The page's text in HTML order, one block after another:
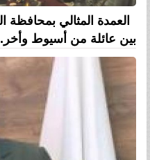
العمدة المثالي
بين عائلة من أسيوط